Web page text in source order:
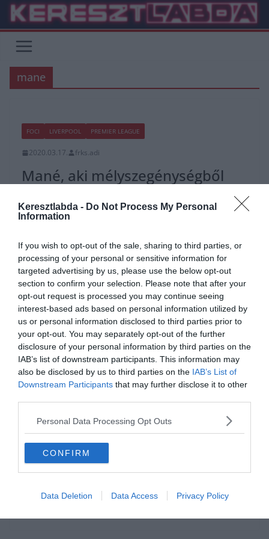
Keresztlabda - Do Not Process My Personal
Information
If you wish to opt-out of the sale, sharing to third parties, or
processing of your personal or sensitive information for
targeted advertising by us, please use the below opt-out
section to confirm your selection. Please note that after your
opt-out request is processed you may continue seeing
interest-based ads based on personal information utilized by
us or personal information disclosed to third parties prior to
your opt-out. You may separately opt-out of the further
disclosure of your personal information by third parties on the
IAB’s list of downstream participants. This information may
also be disclosed by us to third parties on the IAB’s List of
Downstream Participants that may further disclose it to other
Personal Data Processing Opt Outs
CONFIRM
Data Deletion Data Access Privacy Policy
Skip
content
mane
FOCI LIVERPOOL PREMIER LEAGUE
2020.03.17. frks.adi
Mané, aki mélyszegénységből
profivá nőtte ki magát (történet)
Jelenleg a Liverpoolt erősítő támadóklasszis Mané, egy Szenegáli,
nagyon nehéz körülmények között
Read More
ÁTIGAZOLÁSI HÍREK LA LIGA LIVERPOOL
PREMIER LEAGUE
REAL MADRID
2020.02.27. frks.adi
Mbappé túl drága a Real
Madridnak, ezért a vezetőség
Salah felé fordul
A Real Madrid Salah-val helyettesítené a távozó Bale-t. Mivel a